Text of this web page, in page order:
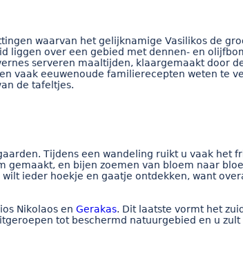
waarvan het gelijknamige Vasilikos de
liggen over een gebied met dennen- en
serveren maaltijden, klaargemaakt door
vaak eeuwenoude familierecepten weten te
de tafeltjes.
Tijdens een wandeling ruikt u vaak het
gemaakt, en bijen zoemen van bloem naar
ieder hoekje en gaatje ontdekken, want
Nikolaos en Gerakas. Dit laatste vormt het
tot beschermd natuurgebied en u zult